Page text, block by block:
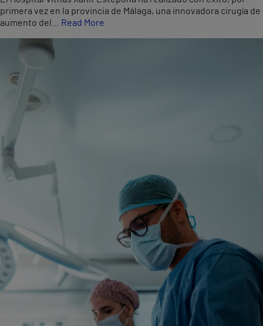
primera vez en la provincia de Málaga, una innovadora cirugía de
aumento del…
Read More